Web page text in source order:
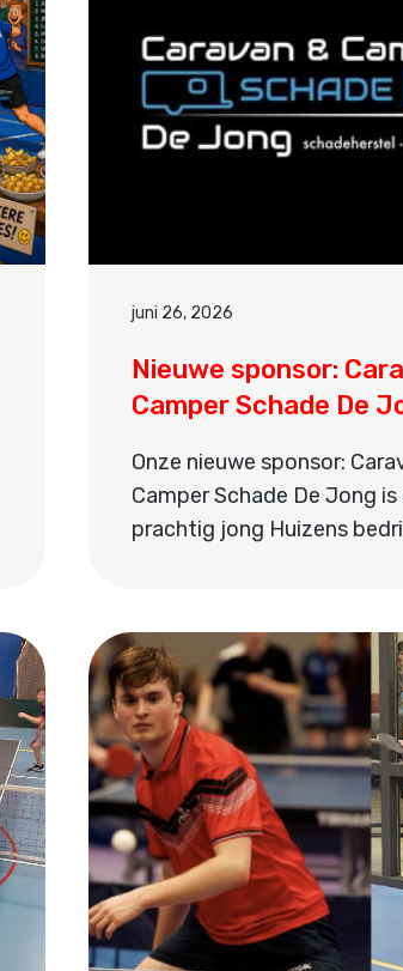
juni 26, 2026
Nieuwe sponsor:
Camper Schade De
Onze nieuwe sponsor:
Camper Schade De Jong is
prachtig jong Huizens